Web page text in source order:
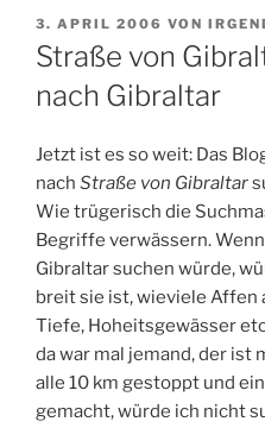
VERÖFFENTLICHT
AM
3. APRIL 2006 VON
Straße von
nach Gibraltar
Jetzt ist es so weit: Das
nach Straße von Gibraltar
Wie trügerisch die
Begriffe verwässern.
Gibraltar suchen würde,
breit sie ist, wieviele Affen
Tiefe, Hoheitsgewässer
da war mal jemand, der ist
alle 10 km gestoppt und
gemacht, würde ich nicht